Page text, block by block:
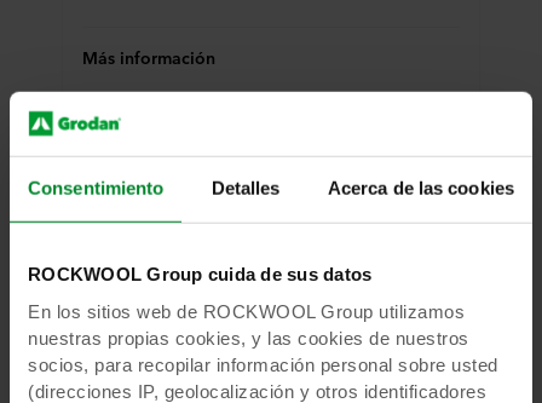
Consentimiento Detalles Acerca de las cookies
ROCKWOOL Group cuida de sus datos
En los sitios web de ROCKWOOL Group utilizamos
nuestras propias cookies, y las cookies de nuestros
socios, para recopilar información personal sobre usted
(direcciones IP, geolocalización y otros identificadores
Más información